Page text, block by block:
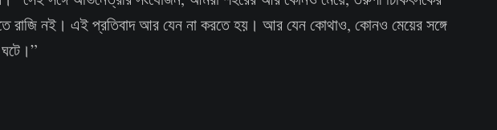
রাজি নই। এই প্রতিবাদ আর যেন না করতে হয়। আর যেন কোথাও, কোনও মেয়ের সঙ্গে